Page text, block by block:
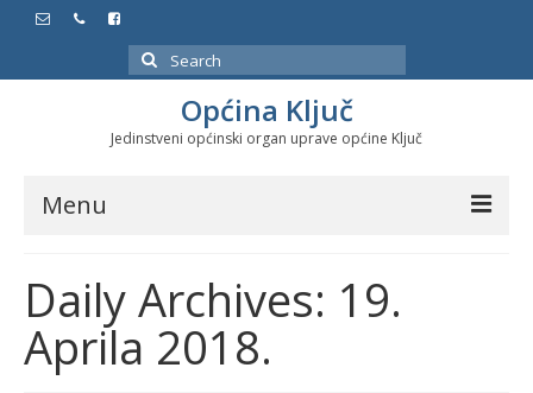
Search
for:
Općina Ključ
Jedinstveni općinski organ uprave općine Ključ
Menu
Službeni glasnici
Javne nabavke
Daily Archives: 19.
Aprila 2018.